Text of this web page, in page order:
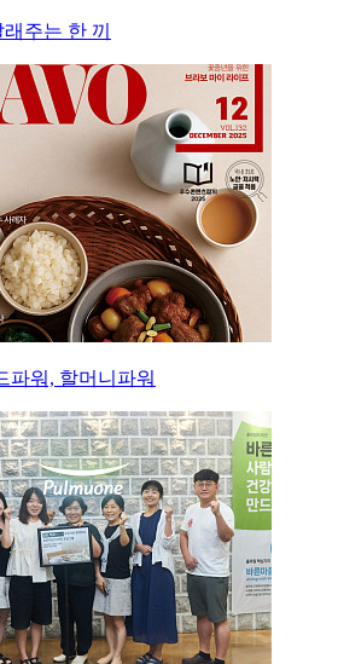
주는 한 끼
파워, 할머니파워